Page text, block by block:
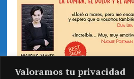
Valoramos tu privacidad